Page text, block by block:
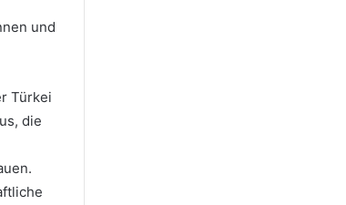
und
Türkei
die